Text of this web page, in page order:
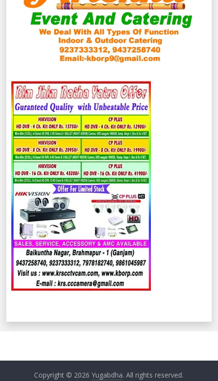
Copyright © 2026Yugabdha. All rights reserved.